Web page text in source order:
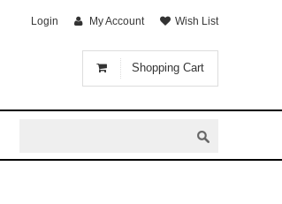
Shopping Cart
Login My Account Wish List